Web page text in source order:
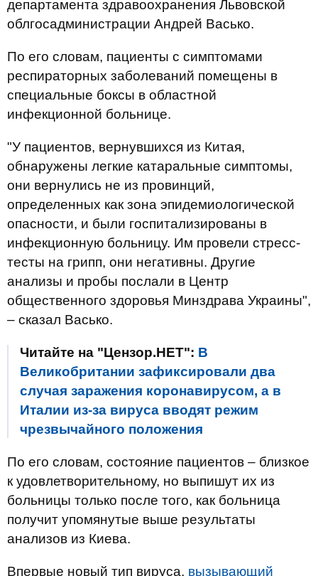
департамента здравоохранения Львовской
облгосадминистрации Андрей Васько.
По его словам, пациенты с симптомами
респираторных заболеваний помещены в
специальные боксы в областной
инфекционной больнице.
"У пациентов, вернувшихся из Китая,
обнаружены легкие катаральные симптомы,
они вернулись не из провинций,
определенных как зона эпидемиологической
опасности, и были госпитализированы в
инфекционную больницу. Им провели стресс-
тесты на грипп, они негативны. Другие
анализы и пробы послали в Центр
общественного здоровья Минздрава Украины",
– сказал Васько.
Читайте на "Цензор.НЕТ": В
Великобритании зафиксировали два
случая заражения коронавирусом, а в
Италии из-за вируса вводят режим
чрезвычайного положения
По его словам, состояние пациентов – близкое
к удовлетворительному, но выпишут их из
больницы только после того, как больница
получит упомянутые выше результаты
анализов из Киева.
Впервые новый тип вируса, вызывающий